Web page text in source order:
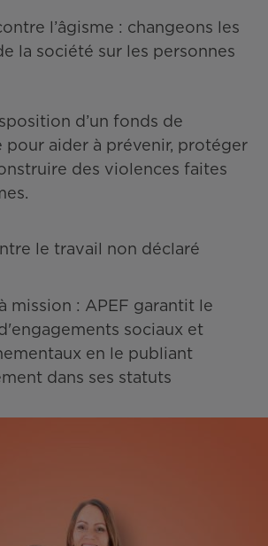
l’âgisme : changeons les
la société sur les personnes
d’un fonds de
pour aider à prévenir, protéger
des violences faites
le travail non déclaré
mission : APEF garantit le
sociaux et
en le publiant
dans ses statuts